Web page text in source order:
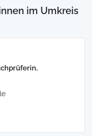
im Umkreis